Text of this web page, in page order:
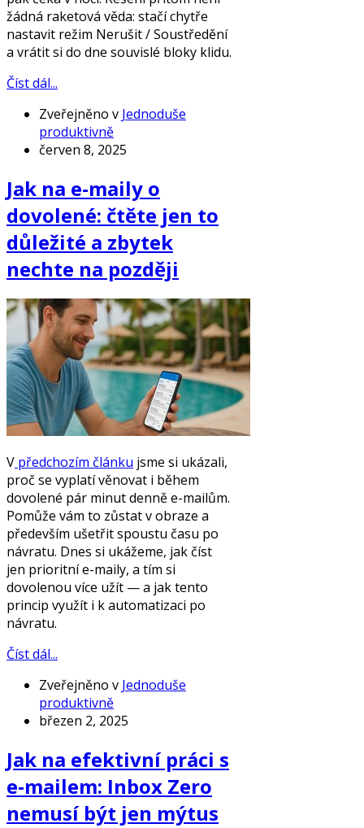
žádná raketová věda: stačí chytře
nastavit režim Nerušit / Soustředění
a vrátit si do dne souvislé bloky klidu.
Číst dál...
Zveřejněno v Jednoduše
produktivně
červen 8, 2025
Jak na e-maily o
dovolené: čtěte jen to
důležité a zbytek
nechte na později
V předchozím článku jsme si ukázali,
proč se vyplatí věnovat i během
dovolené pár minut denně e-mailům.
Pomůže vám to zůstat v obraze a
především ušetřit spoustu času po
návratu. Dnes si ukážeme, jak číst
jen prioritní e-maily, a tím si
dovolenou více užít — a jak tento
princip využít i k automatizaci po
návratu.
Číst dál...
Zveřejněno v Jednoduše
produktivně
březen 2, 2025
Jak na efektivní práci s
e‑mailem: Inbox Zero
nemusí být jen mýtus